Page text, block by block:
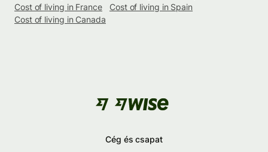
Cost of living in France
Cost of living in Spain
Cost of living in Canada
Cég és csapat